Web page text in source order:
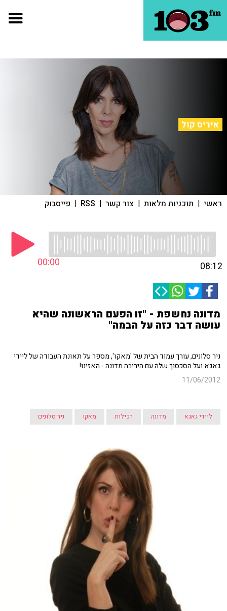
איריס קול
ראשי | תוכניות מלאות | צור קשר |
RSS
| פייסבוק
00:00 08:12
מדונה נחשפת - "זו הפעם הראשונה שהיא
עושה דבר כזה על הבמה"
ניר סלונים, עורך עמוד הבית של 'מאקו', מספר על תאונת העבודה של ליידי
גאגא ועל הסכסוך שלה עם היריבה מדונה - האזינו!
11/06/2012
ליידי גאגא מדונה רכילות מאקו ניר סלונים